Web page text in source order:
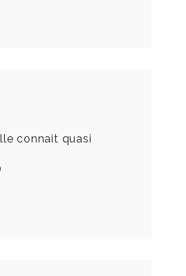
connait quasi